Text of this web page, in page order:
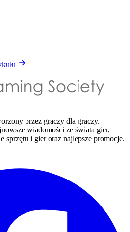
przez graczy dla graczy.
wiadomości ze świata gier,
sprzętu i gier oraz najlepsze promocje.